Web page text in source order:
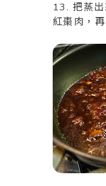
13. 把蒸
紅棗肉，